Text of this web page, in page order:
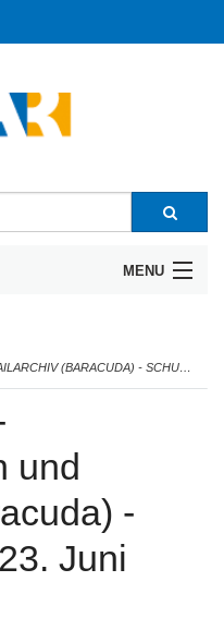
MENU
SICHERE E-MAIL-KOMMUNIKATION UND MAILARCHIV (BARACUDA) - SCHULUNG VOM 23. JUNI 2025
und
-
Juni